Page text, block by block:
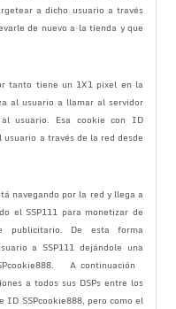
a dicho usuario a través
de nuevo a la tienda y que
tanto tiene un 1X1 pixel en la
al usuario a llamar al servidor
usuario. Esa cookie con ID
usuario a través de la red desde
navegando por la red y llega a
el SSP111 para monetizar de
publicitario. De esta forma
a SSP111 dejándole una
A continuación
a todos sus DSPs entre los
ID SSPcookie888, pero como el